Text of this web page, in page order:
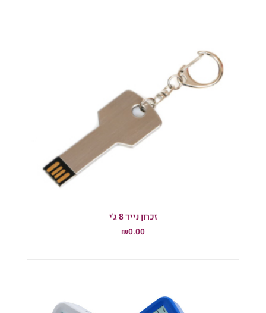
זכרון נייד 8 ג'י
₪0.00